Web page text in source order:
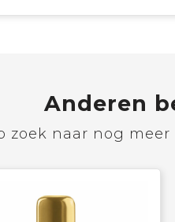
Anderen
zoek naar nog